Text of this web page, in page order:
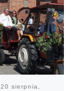
20 sierpnia,